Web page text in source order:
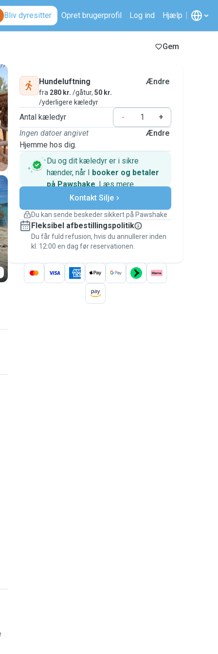
Bliv dyresitter Opret brugerprofil Log ind Hjælp
Gem
Hundeluftning
fra 280 kr. /gåtur, 50 kr.
/yderligere kæledyr
Ændre
Antal kæledyr -
+
Ingen datoer angivet
Hjemme hos dig.
Ændre
Du og dit kæledyr er i sikre
hænder, når I booker og betaler
på Pawshake. Læs mere
Sikre betalinger
Support, hvis planerne ændrer
Dækkede bookinger
Hold alt på Pawshake – fra den første
besked til betalingen – for at være dækket
af Pawshake-garantien.
Kontakt Silje
Du kan sende beskeder sikkert på Pawshake
Fleksibel afbestillingspolitik
Du får fuld refusion, hvis du annullerer inden
kl. 12:00 en dag før reservationen.